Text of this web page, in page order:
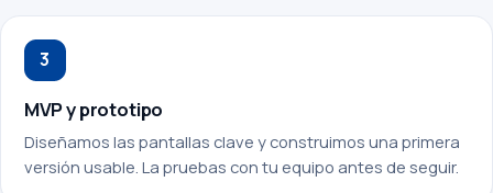
3
MVP y prototipo
Diseñamos las pantallas clave y construimos una primera
versión usable. La pruebas con tu equipo antes de seguir.